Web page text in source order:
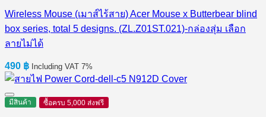
Wireless Mouse (เมาส์ไร้สาย) Acer Mouse x Butterbear blind
box series, total 5 designs. (ZL.Z01ST.021)-กล่องสุ่ม เลือก
ลายไม่ได้
490 ฿ Including VAT 7%
มีสินค้า ซื้อครบ 5,000 ส่งฟรี